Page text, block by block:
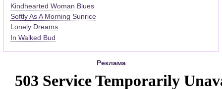
Kindhearted Woman Blues
Softly As A Morning Sunrice
Lonely Dreams
In Walked Bud
Реклама